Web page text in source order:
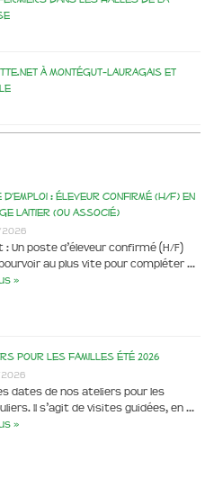
à Montégut-Lauragais et
: éleveur confirmé (H/F) en
laitier (ou associé)
: Un poste d’éleveur confirmé (H/F)
au plus vite pour compléter …
»
pour les familles été 2026
dates de nos ateliers pour les
Il s’agit de visites guidées, en …
»